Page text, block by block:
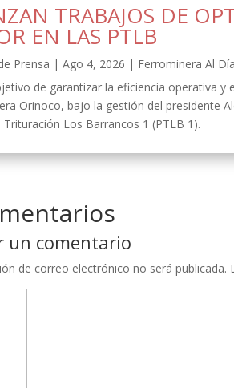
TRABAJOS DE
EN LAS PTLB
Prensa |Ago 4, 2026 | Ferrominera Al Día
de garantizar la eficiencia operativa y
Orinoco, bajo la gestión del presidente
Trituración Los Barrancos 1 (PTLB 1).
un comentario
de correo electrónico no será publicada.